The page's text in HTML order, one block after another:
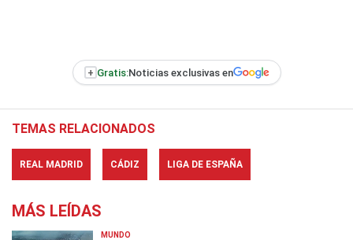
+ Gratis:Noticias exclusivas en
TEMAS RELACIONADOS
REAL MADRID CÁDIZ LIGA DE ESPAÑA
MÁS LEÍDAS
MUNDO